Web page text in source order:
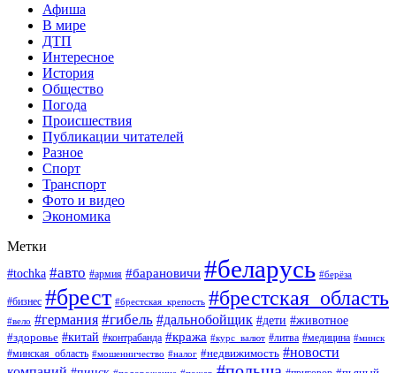
Афиша
В мире
ДТП
Интересное
История
Общество
Погода
Происшествия
Публикации читателей
Разное
Спорт
Транспорт
Фото и видео
Экономика
Метки
#tochka #авто #армия #барановичи #беларусь #берёза
#бизнес #брест #брестская_крепость #брестская_область
#вело #германия #гибель #дальнобойщик #дети #животное
#здоровье #китай #контрабанда #кража #курс_валют #литва #медицина #минск
#минская_область #мошенничество #налог #недвижимость #новости